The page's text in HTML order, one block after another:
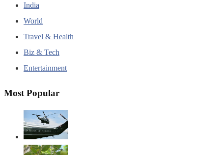
India
World
Travel & Health
Biz & Tech
Entertainment
Most Popular